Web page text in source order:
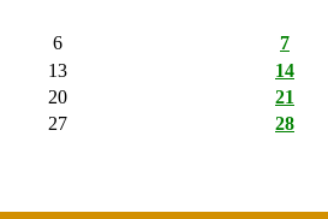
6 7
13 14
20 21
27 28